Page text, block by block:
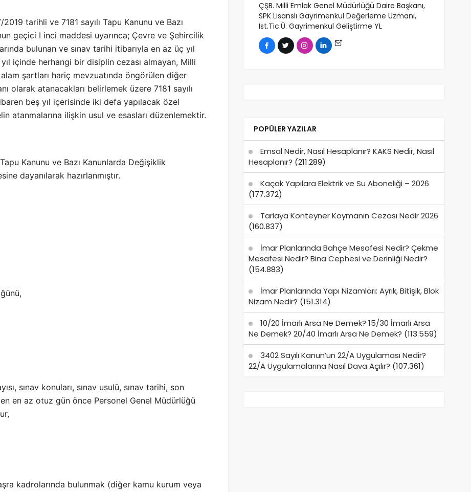
tarihli ve 7181 sayılı Tapu Kanunu ve Bazı
geçici I inci maddesi uyarınca; Çevre ve Şehircilik
bulunan ve sınav tarihi itibarıyla en az üç yıl
içinde herhangi bir disiplin cezası almayan, Milli
şartları hariç mevzuatında öngörülen diğer
olarak atanacakları belirlemek üzere 7181 sayılı
beş yıl içerisinde iki defa yapılacak özel
atanmalarına ilişkin usul ve esasları düzenlemektir.
Kanunu ve Bazı Kanunlarda Değişiklik
dayanılarak hazırlanmıştır.
sınav konuları, sınav usulü, sınav tarihi, son
en az otuz gün önce Personel Genel Müdürlüğü
kadrolarında bulunmak (diğer kamu kurum veya
ÇŞB. Milli Emlak Genel Müdürlüğü Daire Başkanı,
SPK Lisanslı Gayrimenkul Değerleme Uzmanı,
Ist.Tic.Ü. Gayrimenkul Geliştirme YL
POPÜLER YAZILAR
Emsal Nedir, Nasıl Hesaplanır? KAKS Nedir, Nasıl
Hesaplanır? (211.289)
Kaçak Yapılara Elektrik ve Su Aboneliği – 2026
(177.372)
Tarlaya Konteyner Koymanın Cezası Nedir 2026
(160.837)
İmar Planlarında Bahçe Mesafesi Nedir? Çekme
Mesafesi Nedir? Bina Cephesi ve Derinliği Nedir?
(154.883)
İmar Planlarında Yapı Nizamları: Ayrık, Bitişik, Blok
Nizam Nedir? (151.314)
10/20 İmarlı Arsa Ne Demek? 15/30 İmarlı Arsa
Ne Demek? 20/40 İmarlı Arsa Ne Demek? (113.559)
3402 Sayılı Kanun’un 22/A Uygulaması Nedir?
22/A Uygulamalarına Nasıl Dava Açılır? (107.361)